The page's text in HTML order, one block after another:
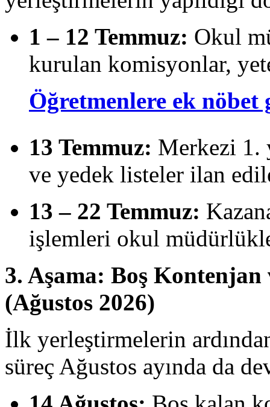
1 – 12 Temmuz: Okul
kurulan komisyonlar,
Öğretmenlere ek nöbet
13 Temmuz: Merkezi 1.
ve yedek listeler ilan
13 – 22 Temmuz:
işlemleri okul
3. Aşama: Boş
(Ağustos 2026)
İlk yerleştirmelerin
süreç Ağustos ayında da